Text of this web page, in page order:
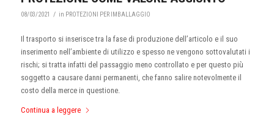
08/03/2021 / in PROTEZIONI PER IMBALLAGGIO
Il trasporto si inserisce tra la fase di produzione dell’articolo e il suo
inserimento nell’ambiente di utilizzo e spesso ne vengono sottovalutati i
rischi; si tratta infatti del passaggio meno controllato e per questo più
soggetto a causare danni permanenti, che fanno salire notevolmente il
costo della merce in questione.
Continua a leggere